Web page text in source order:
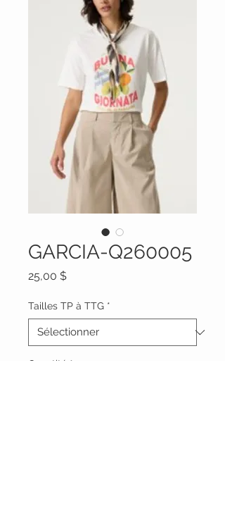
GARCIA-Q260005
25,00 $Prix
Tailles TP à TTG *
Quantité *